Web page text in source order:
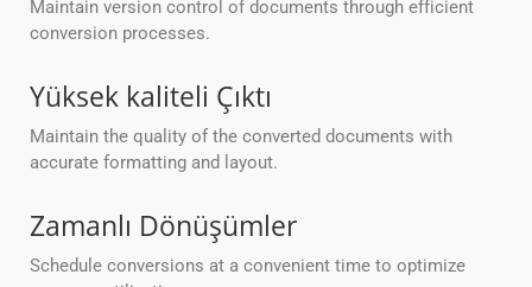
Maintain version control of documents through efficient
conversion processes.
Yüksek kaliteli Çıktı
Maintain the quality of the converted documents with
accurate formatting and layout.
Zamanlı Dönüşümler
Schedule conversions at a convenient time to optimize